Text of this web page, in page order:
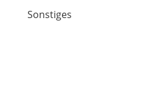
Sonstiges